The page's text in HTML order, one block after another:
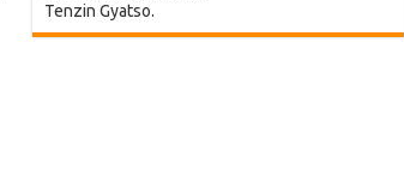
Tenzin Gyatso.